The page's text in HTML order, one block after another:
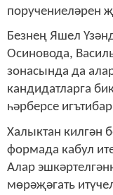
поручениеләрен
Безнең Яшел
Осиновода,
зонасында да
кандидатларга
һәрберсе
Халыктан килгән
формада кабул
Алар
мөрәҗәгать